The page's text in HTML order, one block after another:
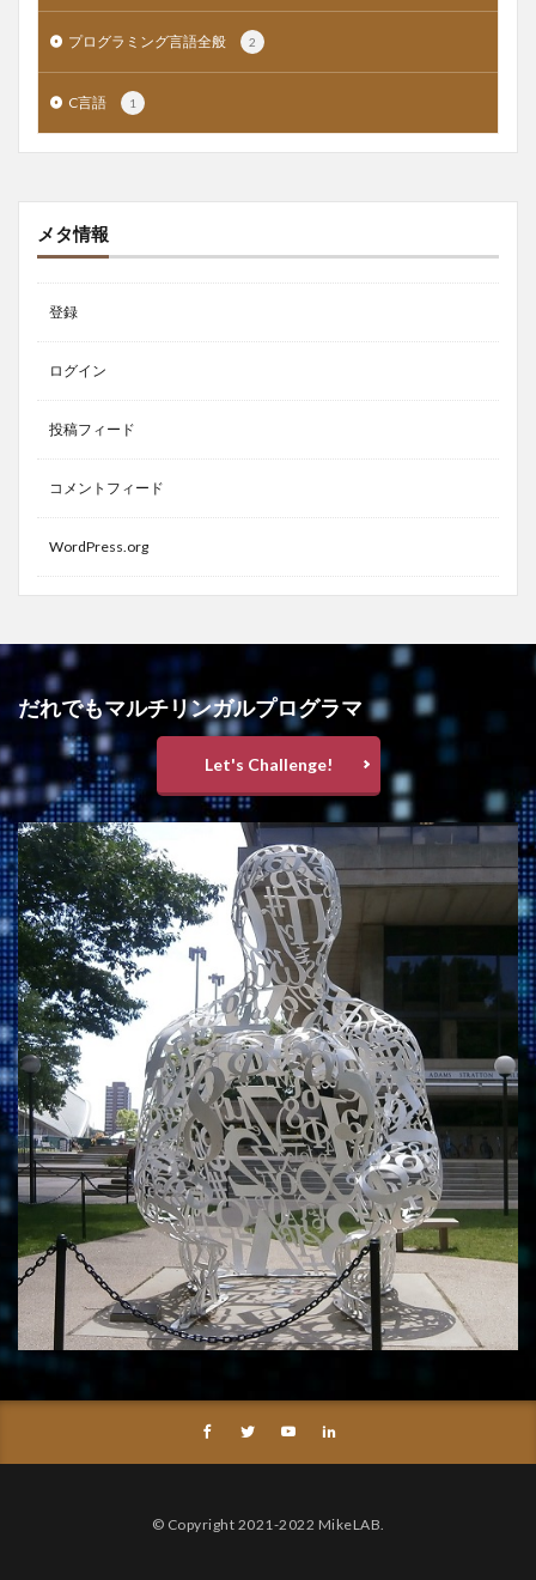
プログラミング言語全般 2
C言語 1
メタ情報
登録
ログイン
投稿フィード
コメントフィード
WordPress.org
だれでもマルチリンガルプログラマ
Let's Challenge!
© Copyright 2021-2022 MikeLAB.